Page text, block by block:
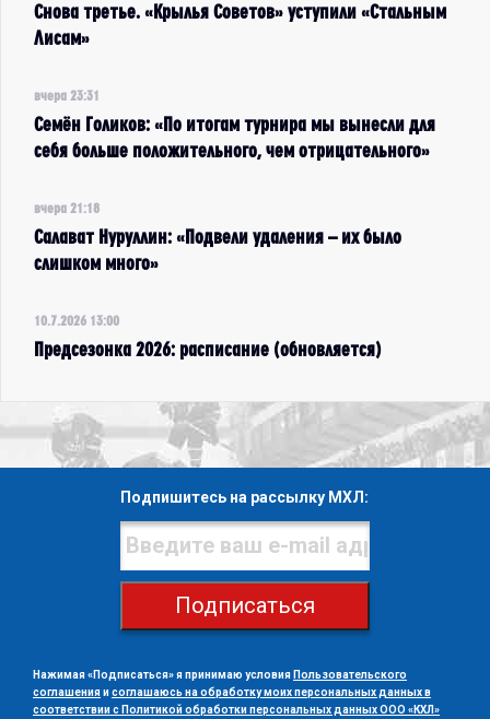
Снова третье. «Крылья Советов» уступили «Стальным
Лисам»
вчера 23:31
Семён Голиков: «По итогам турнира мы вынесли для
себя больше положительного, чем отрицательного»
вчера 21:18
Салават Нуруллин: «Подвели удаления – их было
слишком много»
10.7.2026 13:00
Предсезонка 2026: расписание (обновляется)
Подпишитесь на рассылку МХЛ:
Подписаться
Нажимая «Подписаться» я принимаю условия Пользовательского
соглашенияисоглашаюсь на обработку моих персональных данных в
соответствии с Политикой обработки персональных данных ООО «КХЛ»